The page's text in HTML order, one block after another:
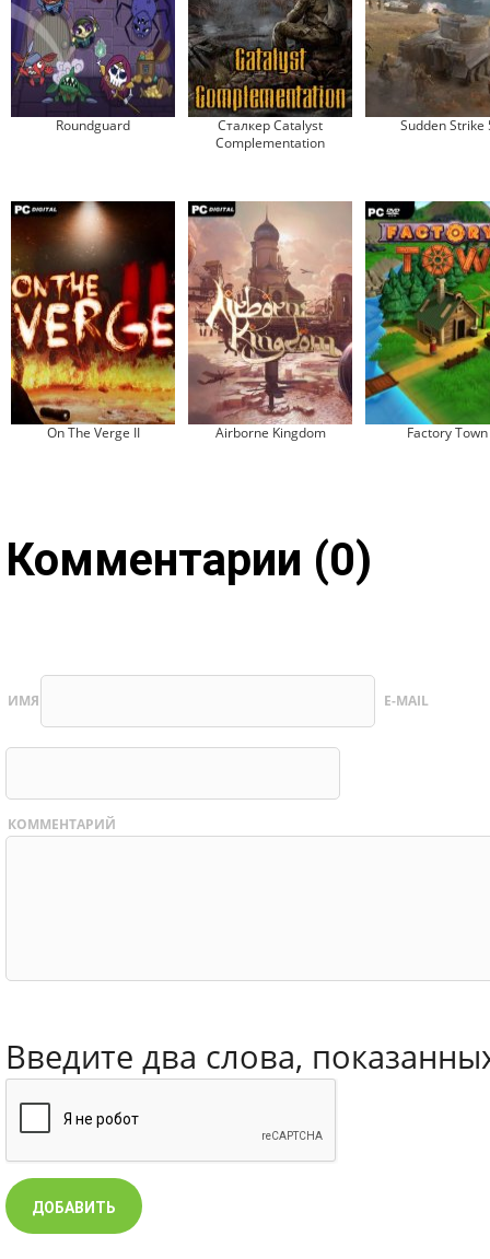
Roundguard
Сталкер Catalyst
Complementation
Sudden Strike
On The Verge II Airborne Kingdom Factory Town
Комментарии (0)
ИМЯ E-MAIL
КОММЕНТАРИЙ
Введите два слова,